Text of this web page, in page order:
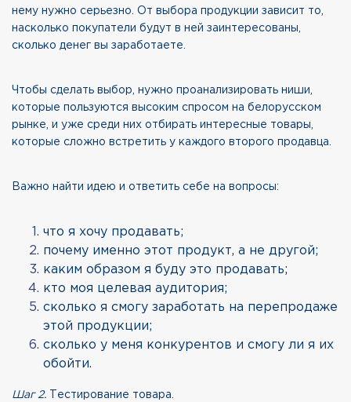
нему нужно серьезно. От выбора продукции зависит то,
насколько покупатели будут в ней заинтересованы,
сколько денег вы заработаете.
Чтобы сделать выбор, нужно проанализировать ниши,
которые пользуются высоким спросом на белорусском
рынке, и уже среди них отбирать интересные товары,
которые сложно встретить у каждого второго продавца.
Важно найти идею и ответить себе на вопросы:
что я хочу продавать;
почему именно этот продукт, а не другой;
каким образом я буду это продавать;
кто моя целевая аудитория;
сколько я смогу заработать на перепродаже
этой продукции;
сколько у меня конкурентов и смогу ли я их
обойти.
Шаг 2. Тестирование товара.